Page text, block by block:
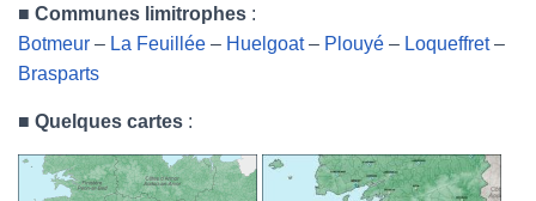
■ Communes limitrophes :
Botmeur – La Feuillée – Huelgoat– Plouyé – Loqueffret–
Brasparts
■ Quelques cartes :